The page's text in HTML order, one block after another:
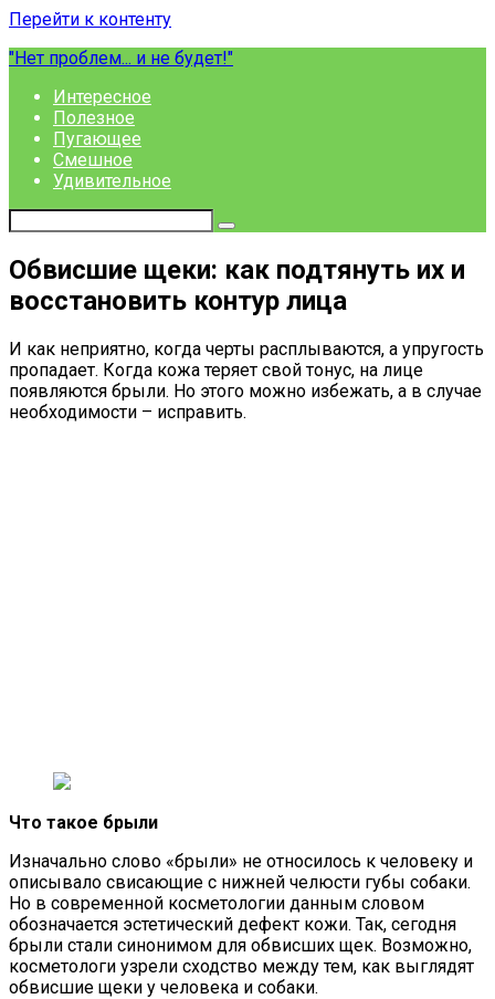
Перейти к контенту
"Нет проблем... и не будет!"
Интересное
Полезное
Пугающее
Смешное
Удивительное
Обвисшие щеки: как подтянуть их и
восстановить контур лица
И как неприятно, когда черты расплываются, а упругость
пропадает. Когда кожа теряет свой тонус, на лице
появляются брыли. Но этого можно избежать, а в случае
необходимости – исправить.
Что такое брыли
Изначально слово «брыли» не относилось к человеку и
описывало свисающие с нижней челюсти губы собаки.
Но в современной косметологии данным словом
обозначается эстетический дефект кожи. Так, сегодня
брыли стали синонимом для обвисших щек. Возможно,
косметологи узрели сходство между тем, как выглядят
обвисшие щеки у человека и собаки.